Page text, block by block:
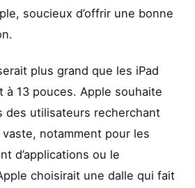
soucieux d’offrir une bonne
plus grand que les iPad
à 13 pouces. Apple souhaite
des utilisateurs recherchant
notamment pour les
d’applications ou le
choisirait une dalle qui fait